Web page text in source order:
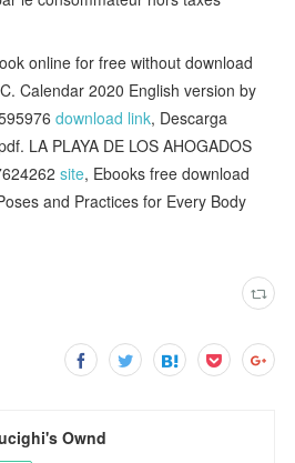
online for free without download
Calendar 2020 English version by
download link, Descarga
LA PLAYA DE LOS AHOGADOS
site, Ebooks free download
and Practices for Every Body
Ownd